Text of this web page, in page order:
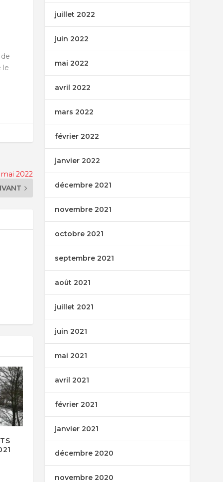
le
2022
juillet 2022
juin 2022
mai 2022
avril 2022
mars 2022
février 2022
janvier 2022
décembre 2021
novembre 2021
octobre 2021
septembre 2021
août 2021
juillet 2021
juin 2021
mai 2021
avril 2021
février 2021
janvier 2021
décembre 2020
novembre 2020